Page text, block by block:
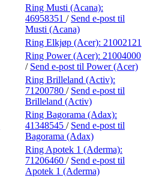
Ring Musti (Acana):
46958351 / Send e-post til
Musti (Acana)
Ring Elkjøp (Acer): 21002121
Ring Power (Acer): 21004000
/ Send e-post til Power (Acer)
Ring Brilleland (Activ):
71200780 / Send e-post til
Brilleland (Activ)
Ring Bagorama (Adax):
41348545 / Send e-post til
Bagorama (Adax)
Ring Apotek 1 (Aderma):
71206460 / Send e-post til
Apotek 1 (Aderma)